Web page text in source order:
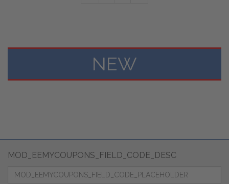
NEW
MOD_EEMYCOUPONS_FIELD_CODE_DESC